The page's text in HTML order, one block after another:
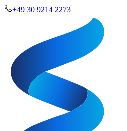
+49 30 9214 2273